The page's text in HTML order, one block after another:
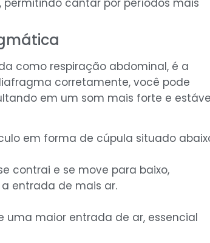
como respiração abdominal, é a
corretamente, você pode
em um som mais forte e
em forma de cúpula situado
contrai e se move para baixo,
entrada de mais ar.
uma maior entrada de ar, essencial